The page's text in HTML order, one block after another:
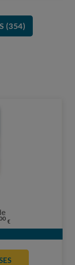
(354)
€